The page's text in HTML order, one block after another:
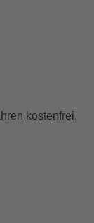
kostenfrei.